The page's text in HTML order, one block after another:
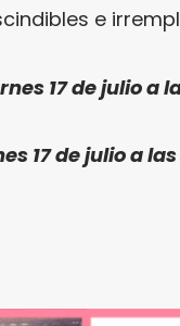
e
17 de julio a
17 de julio a